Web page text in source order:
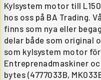
Kylsystem motor till
hos oss på BA Trading.
finns som nya eller
delar både som original
som kylsystem motor
Entreprenadmaskiner
bytes (4777033B,